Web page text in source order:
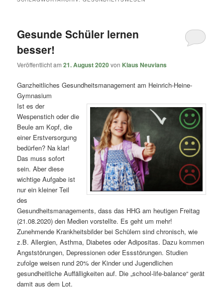
Gesunde Schüler lernen
besser!
Veröffentlicht am21. August 2020von Klaus Neuvians
Ganzheitliches Gesundheitsmanagement am Heinrich-Heine-
Gymnasium
Ist es der
Wespenstich oder die
Beule am Kopf, die
einer Erstversorgung
bedürfen? Na klar!
Das muss sofort
sein. Aber diese
wichtige Aufgabe ist
nur ein kleiner Teil
des
Gesundheitsmanagements, dass das HHG am heutigen Freitag
(21.08.2020) den Medien vorstellte. Es geht um mehr!
Zunehmende Krankheitsbilder bei Schülern sind chronisch, wie
z.B. Allergien, Asthma, Diabetes oder Adipositas. Dazu kommen
Angststörungen, Depressionen oder Essstörungen. Studien
zufolge weisen rund 20% der Kinder und Jugendlichen
gesundheitliche Auffälligkeiten auf. Die „school-life-balance“ gerät
damit aus dem Lot.